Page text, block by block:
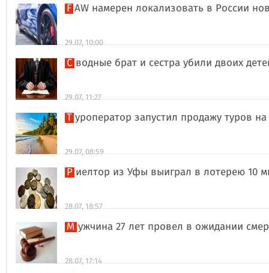
FAW намерен локализовать в России
29.07, 10:00
Сводные брат и сестра убили двоих
29.07, 11:27
Туроператор запустил продажу туров
29.07, 08:59
Риелтор из Уфы выиграл в лотерею 10
28.07, 18:57
Мужчина 27 лет провел в ожидании
28.07, 17:14